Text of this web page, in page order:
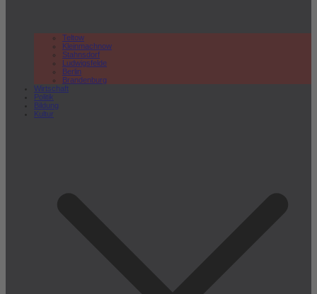
Teltow
Kleinmachnow
Stahnsdorf
Ludwigsfelde
Berlin
Brandenburg
Wirtschaft
Politik
Bildung
Kultur